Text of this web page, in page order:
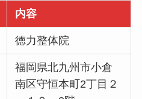
内容
徳力整体院
福岡県北九州市小倉
南区守恒本町2丁目２